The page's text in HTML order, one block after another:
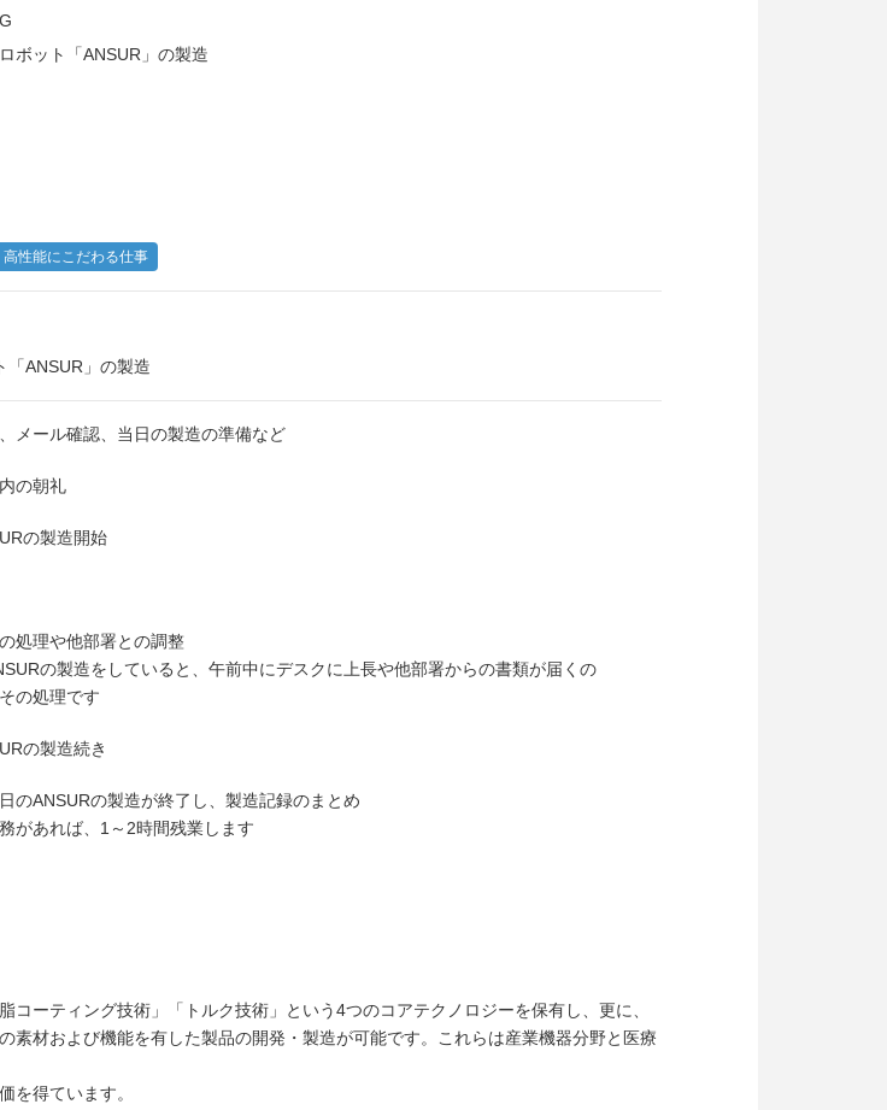
ボット「ANSUR」の製造
高性能にこだわる仕事
「ANSUR」の製造
メール確認、当日の製造の準備など
の朝礼
の製造開始
処理や他部署との調整
の製造をしていると、午前中にデスクに上長や他部署からの書類が届くの
の処理です
の製造続き
のANSURの製造が終了し、製造記録のまとめ
があれば、1～2時間残業します
ーティング技術」「トルク技術」という4つのコアテクノロジーを保有し、更に、
材および機能を有した製品の開発・製造が可能です。これらは産業機器分野と医療
を得ています。